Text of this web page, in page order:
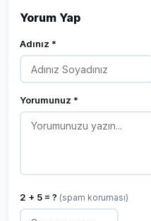
Yorum Yap
Adınız *
Yorumunuz *
2 + 5 = ? (spam koruması)